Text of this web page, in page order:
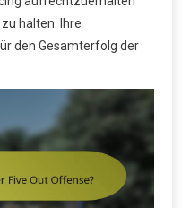
halten. Ihre
den Gesamterfolg der